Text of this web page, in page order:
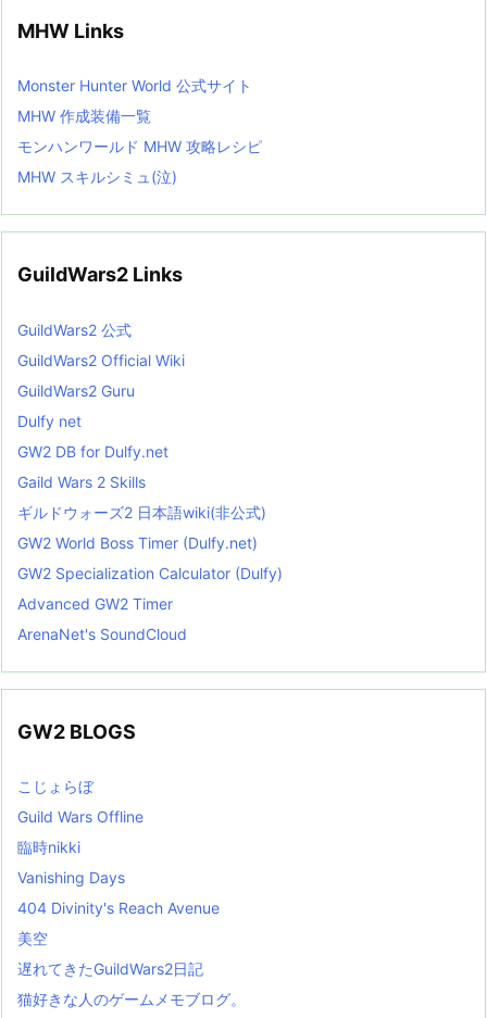
MHW Links
Monster Hunter World 公式サイト
MHW 作成装備一覧
モンハンワールド MHW 攻略レシピ
MHW スキルシミュ(泣)
GuildWars2 Links
GuildWars2 公式
GuildWars2 Official Wiki
GuildWars2 Guru
Dulfy net
GW2 DB for Dulfy.net
Gaild Wars 2 Skills
ギルドウォーズ2 日本語wiki(非公式)
GW2 World Boss Timer (Dulfy.net)
GW2 Specialization Calculator (Dulfy)
Advanced GW2 Timer
ArenaNet's SoundCloud
GW2 BLOGS
こじょらぼ
Guild Wars Offline
臨時nikki
Vanishing Days
404 Divinity's Reach Avenue
美空
遅れてきたGuildWars2日記
猫好きな人のゲームメモブログ。